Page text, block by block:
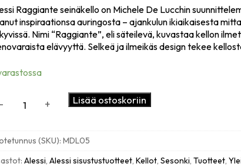
Raggiante seinäkello on Michele De Lucchin
inspiraationsa auringosta – ajankulun ikiaikaisesta
Nimi “Raggiante”, eli säteilevä, kuvastaa kellon
elävyyttä. Selkeä ja ilmeikäs design tekee
- + Lisää ostoskoriin
(SKU):MDL05
Alessi,Alessi sisustustuotteet,Kellot,Sesonki,Tuotteet,